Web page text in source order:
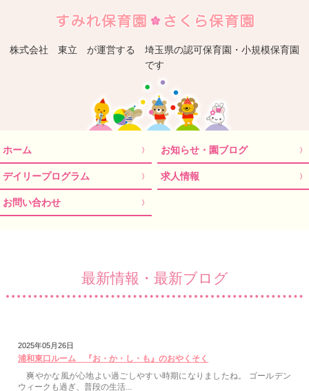
株式会社 東立 が運営する 埼玉県の認可保育園・小規模保育園
です
ホーム お知らせ・園ブログ
デイリープログラム 求人情報
お問い合わせ
最新情報・最新ブログ
2025年05月26日
浦和東口ルーム 『お・か・し・も』のおやくそく
爽やかな風が心地よい過ごしやすい時期になりましたね。 ゴールデン
ウィークも過ぎ、普段の生活...